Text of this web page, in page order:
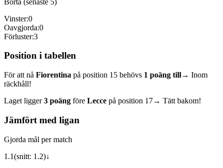
Vinster:0
Oavgjorda:0
Förluster:3
Position i tabellen
För att nå Fiorentina på position 15 behövs 1 poäng till→ Inom
räckhåll!
Laget ligger3 poäng före Lecce på position 17→ Tätt bakom!
Jämfört med ligan
Gjorda mål per match
1.1(snitt: 1.2)↓